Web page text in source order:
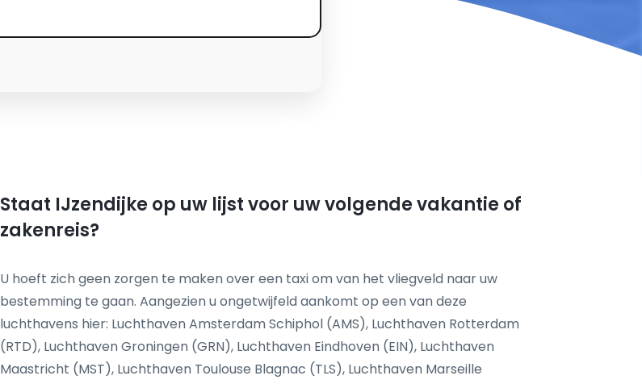
Staat IJzendijke op uw lijst voor uw volgende vakantie of
zakenreis?
U hoeft zich geen zorgen te maken over een taxi om van het vliegveld naar uw
bestemming te gaan. Aangezien u ongetwijfeld aankomt op een van deze
luchthavens hier: Luchthaven Amsterdam Schiphol (AMS), Luchthaven Rotterdam
(RTD), Luchthaven Groningen (GRN), Luchthaven Eindhoven (EIN), Luchthaven
Maastricht (MST), Luchthaven Toulouse Blagnac (TLS), Luchthaven Marseille